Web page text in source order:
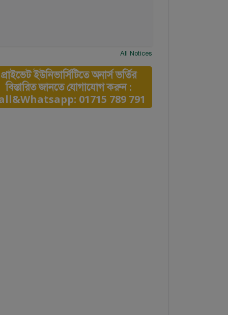
All Notices
প্রাইভেট ইউনিভার্সিটিতে অনার্স ভর্তির
বিস্তারিত জানতে যোগাযোগ করুন :
01715 789 791